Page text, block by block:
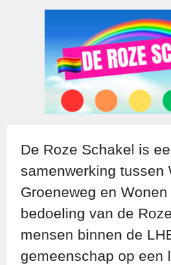
De Roze Schakel is
samenwerking tussen
Groeneweg en
bedoeling van de
mensen binnen de
gemeenschap op een